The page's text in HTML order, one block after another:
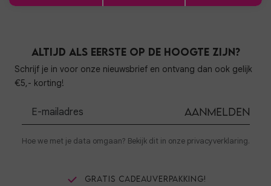
Altijd als eerste op de hoogte zijn?
Schrijf je in voor onze nieuwsbrief en ontvang dan ook gelijk
€5,- korting!
Aanmelden
Hoe we met je data omgaan? Bekijk dit in onze privacyverklaring.
Gratis cadeauverpakking!